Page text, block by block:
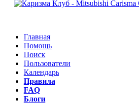
Главная
Помощь
Поиск
Пользователи
Календарь
Правила
FAQ
Блоги